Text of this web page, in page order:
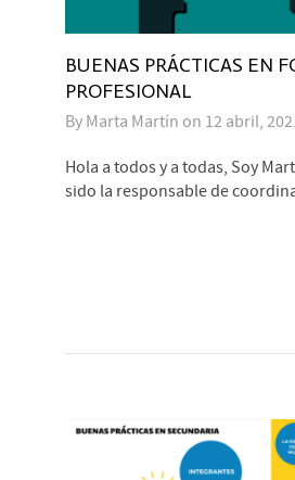
BUENAS PRÁCTICAS EN
PROFESIONAL
By Marta Martín on 12 abril,
Hola a todos y a todas, Soy
sido la responsable de